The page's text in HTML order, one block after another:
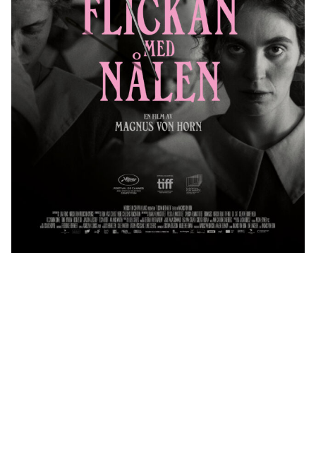
Trine Dyrholm och Vic Carmen Sonne i
huvudrollerna. Den hade världspremiär i
huvudtävlan på Cannes filmfestival, och är
nominerad till en Oscar för bästa internationella
långfilm.